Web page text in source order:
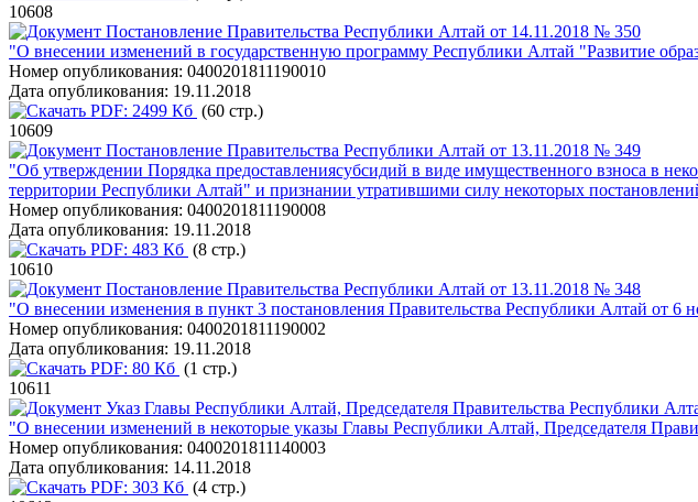
10608
Постановление Правительства Республики Алтай от 14.11.2018 № 350
"О внесении изменений в государственную программу Республики Алтай "Развитие
Номер опубликования: 0400201811190010
Дата опубликования: 19.11.2018
PDF: 2499 Кб (60 стр.)
10609
Постановление Правительства Республики Алтай от 13.11.2018 № 349
"Об утверждении Порядка предоставлениясубсидий в виде имущественного взноса в
территории Республики Алтай" и признании утратившими силу некоторых
Номер опубликования: 0400201811190008
Дата опубликования: 19.11.2018
PDF: 483 Кб (8 стр.)
10610
Постановление Правительства Республики Алтай от 13.11.2018 № 348
"О внесении изменения в пункт 3 постановления Правительства Республики Алтай от 6
Номер опубликования: 0400201811190002
Дата опубликования: 19.11.2018
PDF: 80 Кб (1 стр.)
10611
Указ Главы Республики Алтай, Председателя Правительства Республики
"О внесении изменений в некоторые указы Главы Республики Алтай, Председателя
Номер опубликования: 0400201811140003
Дата опубликования: 14.11.2018
PDF: 303 Кб (4 стр.)